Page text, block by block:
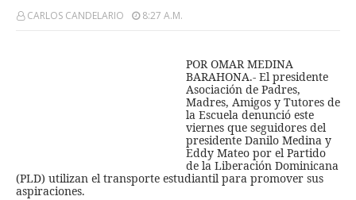
CARLOS CANDELARIO 8:27 A.m.
POR OMAR MEDINA
BARAHONA.- El presidente
Asociación de Padres,
Madres, Amigos y Tutores de
la Escuela denunció este
viernes que seguidores del
presidente Danilo Medina y
Eddy Mateo por el Partido
de la Liberación Dominicana
(PLD) utilizan el transporte estudiantil para promover sus
aspiraciones.